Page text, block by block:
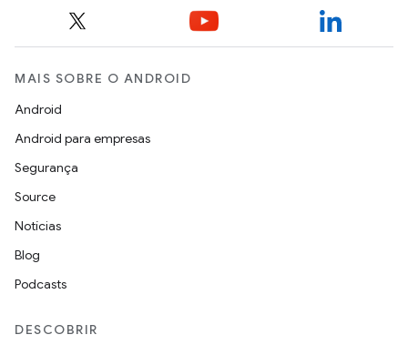
MAIS SOBRE O ANDROID
Android
Android para empresas
Segurança
Source
Notícias
Blog
Podcasts
DESCOBRIR